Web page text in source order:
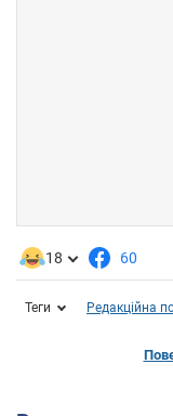
18 60
Теги Редакційна